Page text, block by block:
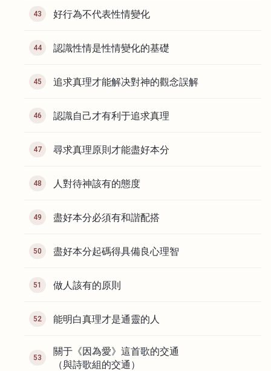
43 好行為不代表性情變化
44 認識性情是性情變化的基礎
45 追求真理才能解决對神的觀念誤解
46 認識自己才有利于追求真理
47 尋求真理原則才能盡好本分
48 人對待神該有的態度
49 盡好本分必須有和諧配搭
50 盡好本分起碼得具備良心理智
51 做人該有的原則
52 能明白真理才是通靈的人
53
關于《因為愛》這首歌的交通
（與詩歌組的交通）